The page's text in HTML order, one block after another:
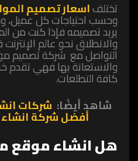
‏تختلفاسعار تصميم
وحسب احتياجات كل عميل،
يريد تصميمه فإذا كنت من
والانطلاق نحو عالم
التواصل مع شركة تصميم
والاستعانة بها فهي تقدم
كافة التطلعات.
شاهد أيضًا: شركات
أفضل شركة
هل انشاء موقع